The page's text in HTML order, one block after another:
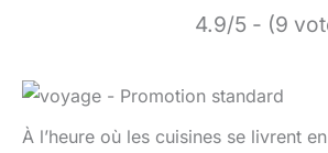
4.9/5 - (9
À l’heure où les cuisines se livrent